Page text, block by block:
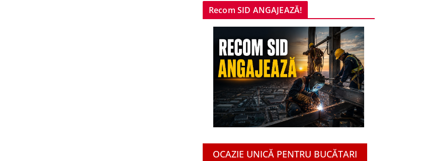
Recom SID ANGAJEAZĂ!
OCAZIE UNICĂ PENTRU BUCĂTARI